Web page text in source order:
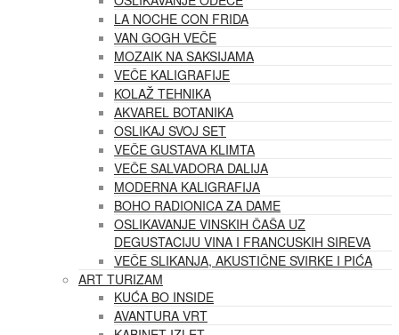
LA NOCHE CON FRIDA
VAN GOGH VEČE
MOZAIK NA SAKSIJAMA
VEČE KALIGRAFIJE
KOLAŽ TEHNIKA
AKVAREL BOTANIKA
OSLIKAJ SVOJ SET
VEČE GUSTAVA KLIMTA
VEČE SALVADORA DALIJA
MODERNA KALIGRAFIJA
BOHO RADIONICA ZA DAME
OSLIKAVANJE VINSKIH ČAŠA UZ
DEGUSTACIJU VINA I FRANCUSKIH SIREVA
VEČE SLIKANJA, AKUSTIČNE SVIRKE I PIĆA
ART TURIZAM
KUĆA BO INSIDE
AVANTURA VRT